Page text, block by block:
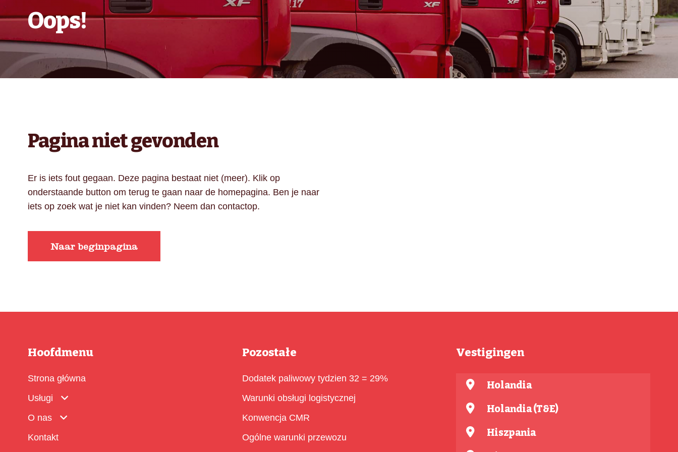
Oops!
Pagina niet gevonden
Er is iets fout gegaan. Deze pagina bestaat niet (meer). Klik op
onderstaande button om terug te gaan naar de homepagina. Ben je naar
iets op zoek wat je niet kan vinden? Neem dancontactop.
Naar beginpagina
Hoofdmenu
Strona główna
Usługi
O nas
Kontakt
Pozostałe
Dodatek paliwowy tydzien 32 = 29%
Warunki obsługi logistycznej
Konwencja CMR
Ogólne warunki przewozu
Vestigingen
Holandia
Holandia (T&E)
Hiszpania